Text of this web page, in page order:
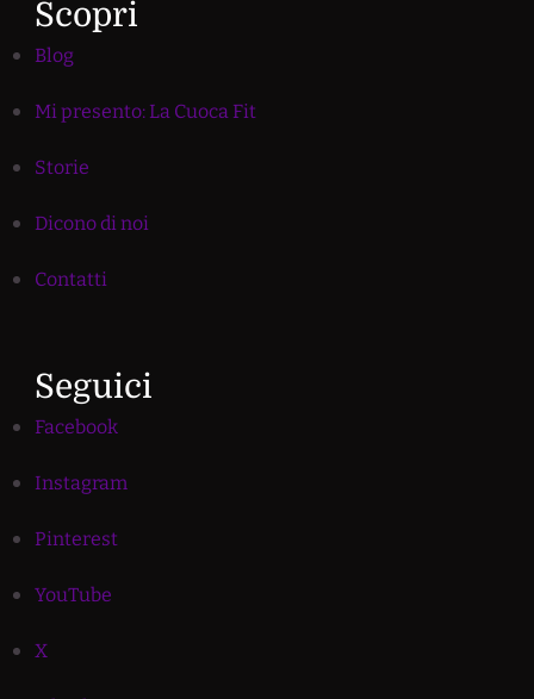
Scopri
Blog
Mi presento: La Cuoca Fit
Storie
Dicono di noi
Contatti
Seguici
Facebook
Instagram
Pinterest
YouTube
X